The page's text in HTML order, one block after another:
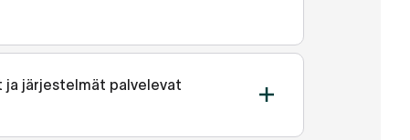
ja järjestelmät palvelevat